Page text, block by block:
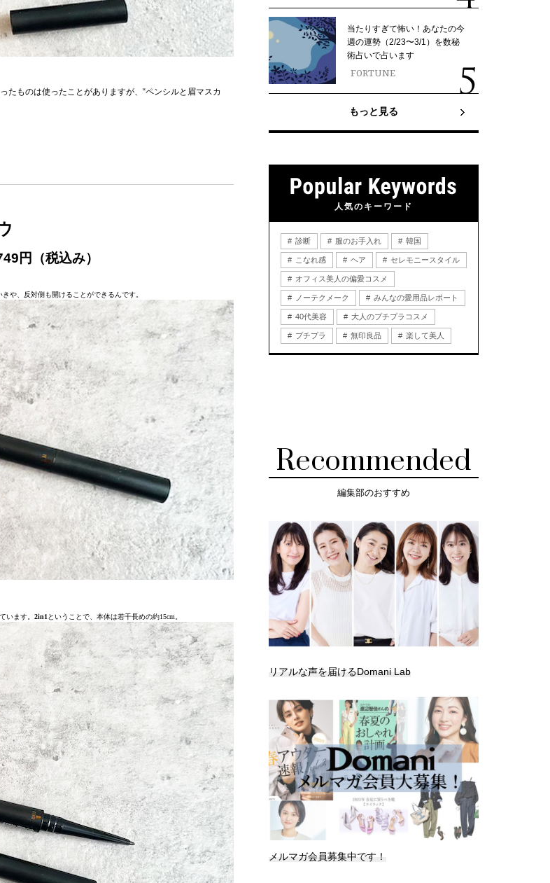
ものは使ったことがありますが、“ペンシルと眉マスカ
円（税込み）
や、反対側も開けることができるんです。
います。 2in1 ということで、本体は若干長めの約15cm。
当たりすぎて怖い！あなたの今
週の運勢（2/23〜3/1）を数秘
術占いで占います
FORTUNE
もっと見る
人気のキーワード
診断 服のお手入れ 韓国
こなれ感 ヘア セレモニースタイル
オフィス美人の偏愛コスメ
ノーテクメーク みんなの愛用品レポート
40代美容 大人のプチプラコスメ
プチプラ 無印良品 楽して美人
Recommended
編集部のおすすめ
リアルな声を届けるDomani Lab
メルマガ会員募集中です！